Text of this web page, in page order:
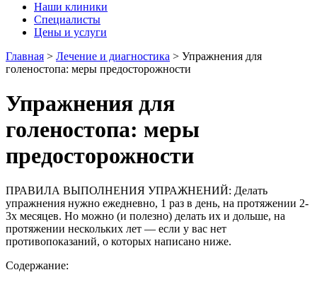
Наши клиники
Специалисты
Цены и услуги
Главная > Лечение и диагностика > Упражнения для
голеностопа: меры предосторожности
Упражнения для
голеностопа: меры
предосторожности
ПРАВИЛА ВЫПОЛНЕНИЯ УПРАЖНЕНИЙ: Делать
упражнения нужно ежедневно, 1 раз в день, на протяжении 2-
3х месяцев. Но можно (и полезно) делать их и дольше, на
протяжении нескольких лет — если у вас нет
противопоказаний, о которых написано ниже.
Содержание: